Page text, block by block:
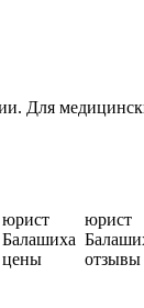
Для
юрист
Балашиха
цены
юрист
отзывы